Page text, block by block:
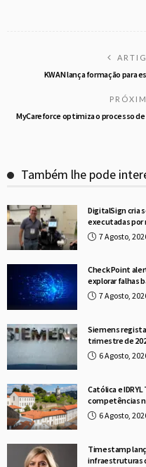
KWAN lança formação para
MyCareforce optimiza o processo
Também lhe pode
DigitalSign cria
executadas por
7 Agosto,
Check Point
explorar falhas
7 Agosto,
Siemens
trimestre de
6 Agosto,
Católica e
competências
6 Agosto,
Timestamp
infraestruturas